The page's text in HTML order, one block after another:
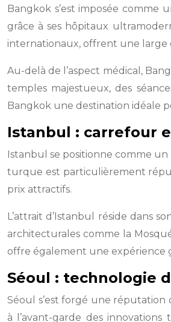
Bangkok s’est imposée
grâce à ses hôpitaux
internationaux, offrent une large
Au-delà de l’aspect médical,
temples majestueux, des
Bangkok une destination idéale
Istanbul : carrefour
Istanbul se positionne comme
turque est particulièrement
prix attractifs.
L’attrait d’Istanbul réside dans
architecturales comme la
offre également une expérience
Séoul : technologie
Séoul s’est forgé une réputation
à l’avant-garde des